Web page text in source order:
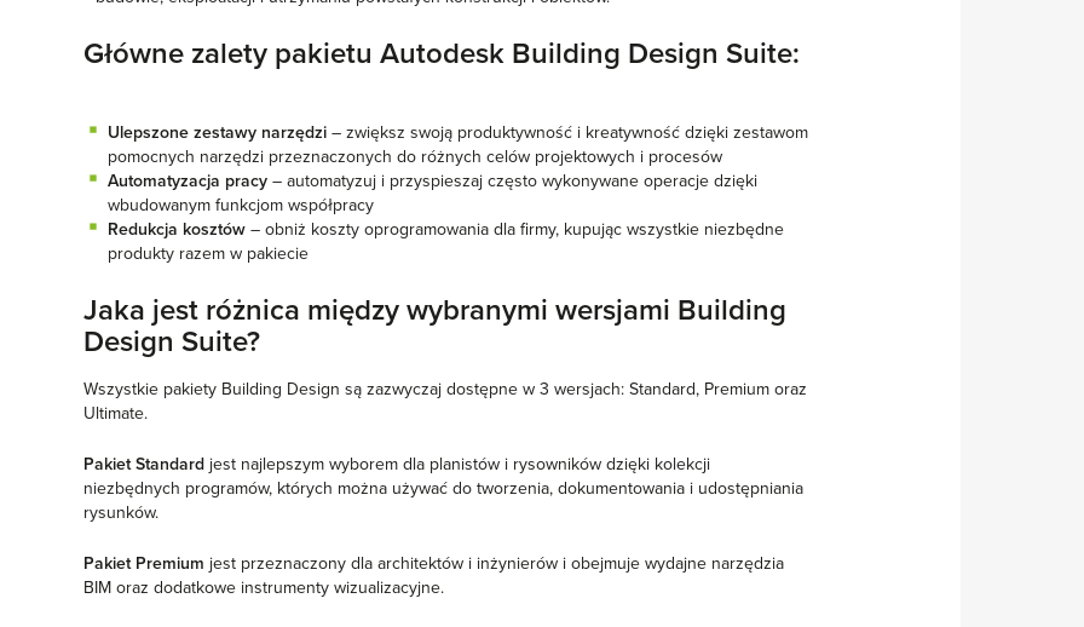
Główne zalety pakietu Autodesk Building Design Suite:
Ulepszone zestawy narzędzi – zwiększ swoją produktywność i kreatywność dzięki zestawom
pomocnych narzędzi przeznaczonych do różnych celów projektowych i procesów
Automatyzacja pracy – automatyzuj i przyspieszaj często wykonywane operacje dzięki
wbudowanym funkcjom współpracy
Redukcja kosztów – obniż koszty oprogramowania dla firmy, kupując wszystkie niezbędne
produkty razem w pakiecie
Jaka jest różnica między wybranymi wersjami Building
Design Suite?
Wszystkie pakiety Building Design są zazwyczaj dostępne w 3 wersjach: Standard, Premium oraz
Ultimate.
Pakiet Standard jest najlepszym wyborem dla planistów i rysowników dzięki kolekcji
niezbędnych programów, których można używać do tworzenia, dokumentowania i udostępniania
rysunków.
Pakiet Premium jest przeznaczony dla architektów i inżynierów i obejmuje wydajne narzędzia
BIM oraz dodatkowe instrumenty wizualizacyjne.